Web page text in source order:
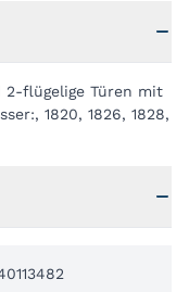
flügelige Türen mit
1820, 1826, 1828,